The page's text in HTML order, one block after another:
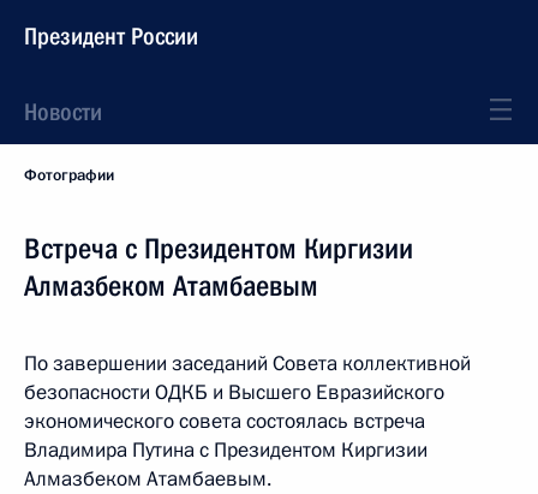
Президент России
Новости
Фотографии
Встреча с Президентом Киргизии
Алмазбеком Атамбаевым
По завершении заседаний Совета коллективной
безопасности ОДКБ и Высшего Евразийского
экономического совета состоялась встреча
Владимира Путина с Президентом Киргизии
Алмазбеком Атамбаевым.